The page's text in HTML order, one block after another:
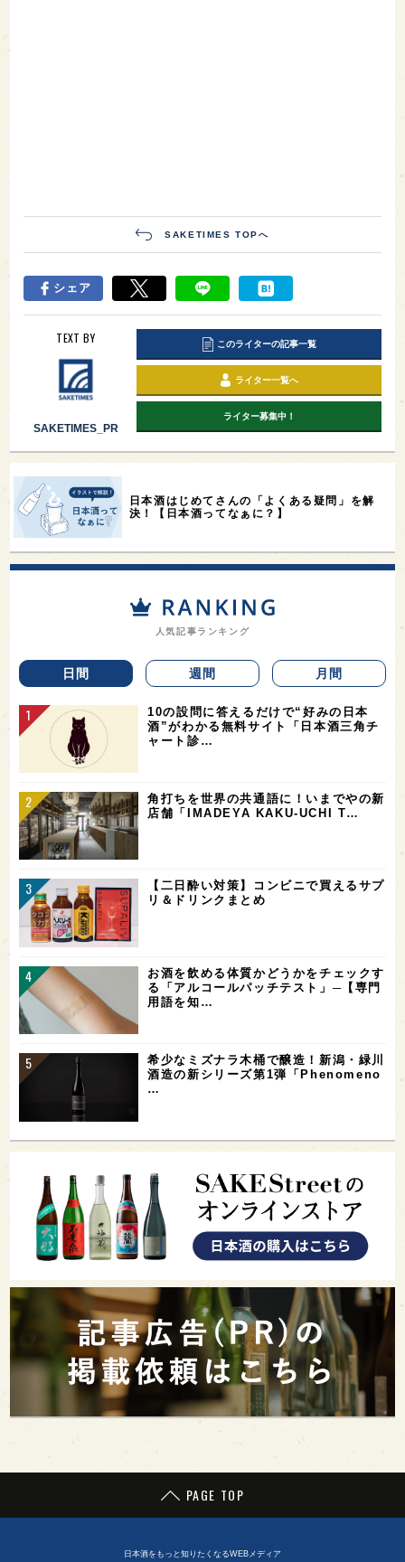
SAKETIMES TOPへ
シェア
TEXT BY
SAKETIMES_PR
このライターの記事一覧
ライター一覧へ
ライター募集中！
日本酒はじめてさんの「よくある疑問」を解
決！【日本酒ってなぁに？】
人気記事ランキング
日間 週間 月間
10の設問に答えるだけで“好みの日本
酒”がわかる無料サイト「日本酒三角チ
ャート診…
角打ちを世界の共通語に！いまでやの新
店舗「IMADEYA KAKU-UCHI T…
【二日酔い対策】コンビニで買えるサプ
リ＆ドリンクまとめ
お酒を飲める体質かどうかをチェックす
る「アルコールパッチテスト」─【専門
用語を知…
希少なミズナラ木桶で醸造！新潟・緑川
酒造の新シリーズ第1弾「Phenomeno
…
PAGE TOP
日本酒をもっと知りたくなるWEBメディア